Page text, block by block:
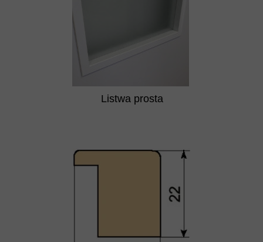
Listwa prosta